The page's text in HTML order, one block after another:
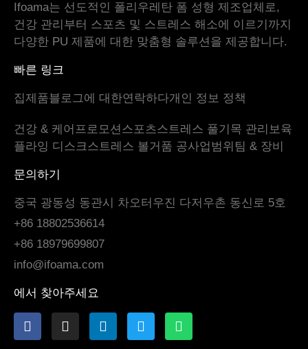
Ifoama는 선도적인 폴리우레탄 폼 성형 제조업체로,
건강 관리부터 스포츠 및 스트레스 해소에 이르기까지
다양한 PU 제품에 대한 맞춤형 솔루션을 제공합니다.
빠른 링크
집제품블로그에 대한연락하다개인 정보 정책
건강 & 케어 프로모션스포츠스트레스 풀기 목 관리 보육
플라잉 디스크스트레스 볼거품 공사업범위 팀 & 장비
문의하기
중국 광동성 동관시 차오터우진 다저우촌 동신로 5호
+86 18802536614
+86 18979699807
info@ifoama.com
에서 찾아주세요